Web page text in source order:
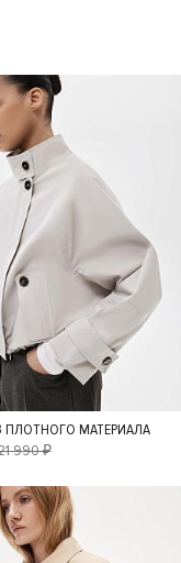
S
ПЛОТНОГО МАТЕРИАЛА
990 ₽